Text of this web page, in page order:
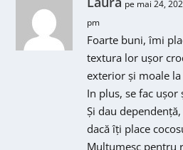
pe mai 24,
pm
Foarte buni, îmi
textura lor ușor
exterior și moale
In plus, se fac ușor
Și dau
dacă îți place
Mulțumesc pentru